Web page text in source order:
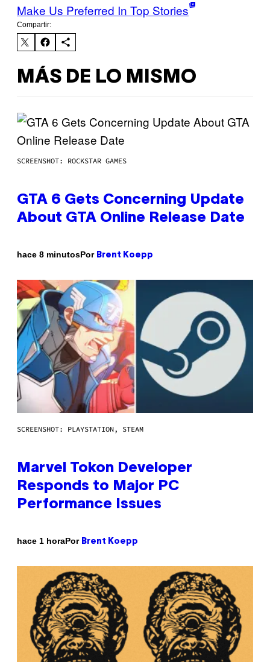
Make Us Preferred In Top Stories
Compartir:
MÁS DE LO MISMO
SCREENSHOT: ROCKSTAR GAMES
GTA 6 Gets Concerning Update
About GTA Online Release Date
hace 8 minutosPor Brent Koepp
SCREENSHOT: PLAYSTATION, STEAM
Marvel Tokon Developer
Responds to Major PC
Performance Issues
hace 1 horaPor Brent Koepp